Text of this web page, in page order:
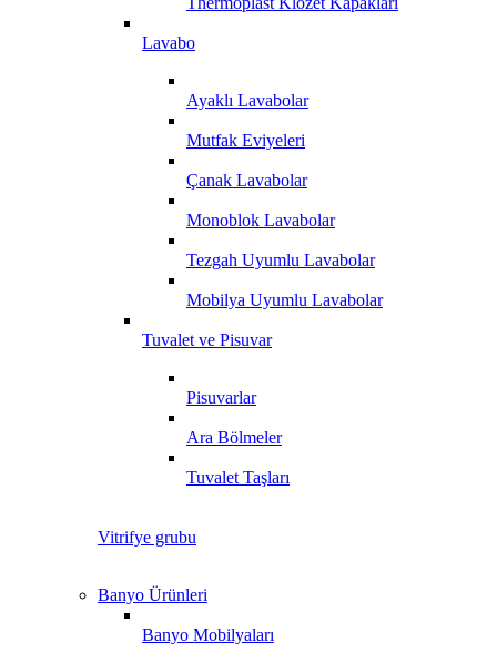
Lavabo
Ayaklı Lavabolar
Mutfak Eviyeleri
Çanak Lavabolar
Monoblok Lavabolar
Tezgah Uyumlu Lavabolar
Mobilya Uyumlu Lavabolar
Tuvalet ve Pisuvar
Pisuvarlar
Ara Bölmeler
Tuvalet Taşları
Vitrifye grubu
Banyo Ürünleri
Banyo Mobilyaları